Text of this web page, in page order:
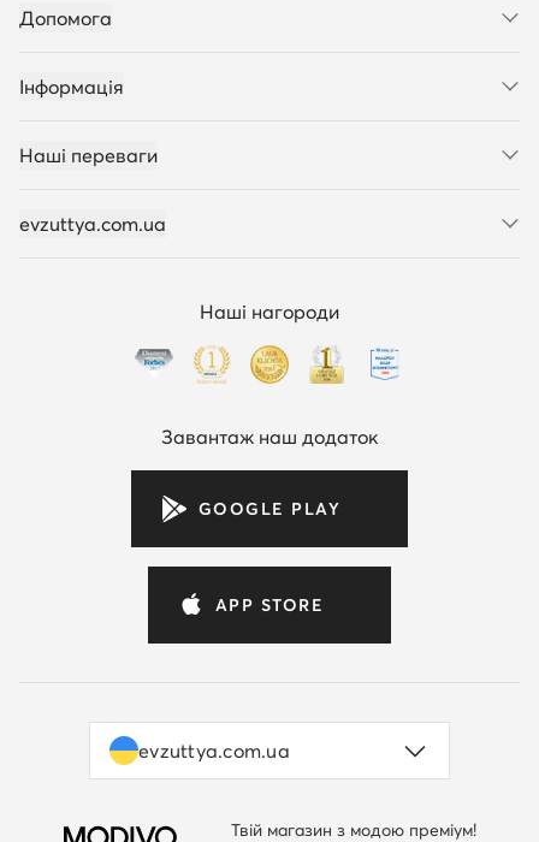
Допомога
Інформація
Наші переваги
evzuttya.com.ua
Наші нагороди
Завантаж наш додаток
GOOGLE PLAY
APP STORE
evzuttya.com.ua
Твій магазин з модою преміум!